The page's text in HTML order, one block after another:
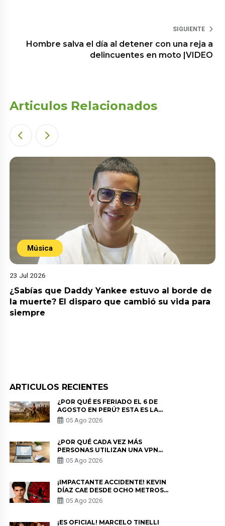
SIGUIENTE
Hombre salva el día al detener con una reja a
delincuentes en moto |VIDEO
Articulos Relacionados
Música
23 Jul 2026
¿Sabías que Daddy Yankee estuvo al borde de
la muerte? El disparo que cambió su vida para
siempre
ARTICULOS RECIENTES
¿POR QUÉ ES FERIADO EL 6 DE
AGOSTO EN PERÚ? ESTA ES LA
HISTORIA
05 Ago 2026
¿POR QUÉ CADA VEZ MÁS
PERSONAS UTILIZAN UNA VPN
PARA PROTEGER SU
PRIVACIDAD?
05 Ago 2026
¡IMPACTANTE ACCIDENTE! KEVIN
DÍAZ CAE DESDE OCHO METROS
EN “ESTO ES GUERRA” Y GENERA
PREOCUPACIÓN
05 Ago 2026
¡ES OFICIAL! MARCELO TINELLI